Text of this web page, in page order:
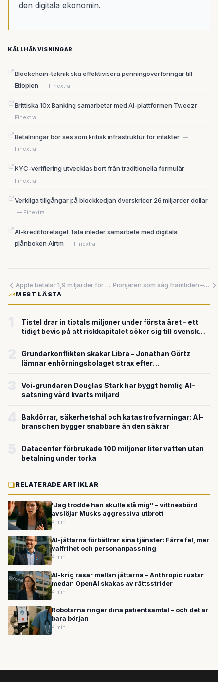
den digitala ekonomin.
KÄLLHÄNVISNINGAR
Blockchain-teknik ska effektivisera penningöverföringar till
Etiopien — Finextra
Brittiska 10x Banking samarbetar med AI-plattformen Tweezr —
Finextra
Betalningar bör ses som kritisk infrastruktur för intäkter —
Finextra
KYC-verifiering utvecklas bort från traditionella formulär —
Finextra
Verkliga tillgångar på blockkedjan överskrider 26 miljarder dollar
— Finextra
AI-kreditföretaget Tala inleder samarbete med digitala
plånboken Airtm — Finextra
Apple betalar 1,9 miljarder för uteblivna Siri-funktioner – varnar hela teknikbranschen
Pionjären som såg framtiden – men tekniken kom 25 år för sent
MEST LÄSTA
Tistel drar in tiotals miljoner under första året – ett
tidigt bevis på att riskkapitalet söker sig till svensk
Grundarkonflikten skakar Libra – Jonathan Görtz
lämnar enhörningsbolaget strax efter
Voi-grundaren Douglas Stark har byggt hemlig AI-
satsning värd kvarts miljard
Bakdörrar, säkerhetshål och katastrofvarningar: AI-
branschen bygger snabbare än den säkrar
Datacenter förbrukade 100 miljoner liter vatten utan
betalning under torka
RELATERADE ARTIKLAR
"Jag trodde han skulle slå mig" – vittnesbörd
avslöjar Musks aggressiva utbrott
4 min
AI-jättarna förbättrar sina tjänster: Färre fel, mer
valfrihet och personanpassning
4 min
AI-krig rasar mellan jättarna – Anthropic rustar
medan OpenAI skakas av rättsstrider
4 min
Robotarna ringer dina patientsamtal – och det är
bara början
4 min